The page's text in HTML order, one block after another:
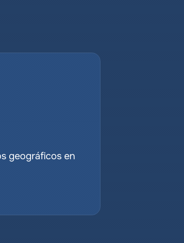
geográficos en